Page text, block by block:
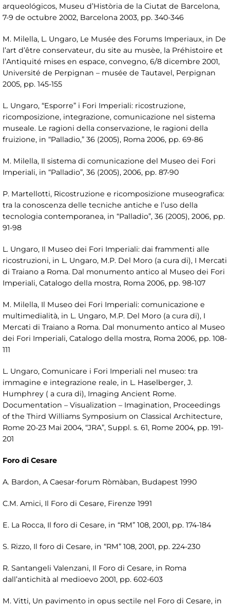
arqueológicos, Museu d’Història de la Ciutat de Barcelona,
7-9 de octubre 2002, Barcelona 2003, pp. 340-346
M. Milella, L. Ungaro, Le Musée des Forums Imperiaux, in De
l’art d’être conservateur, du site au musèe, la Préhistoire et
l’Antiquité mises en espace, convegno, 6/8 dicembre 2001,
Université de Perpignan – musée de Tautavel, Perpignan
2005, pp. 145-155
L. Ungaro, “Esporre” i Fori Imperiali: ricostruzione,
ricomposizione, integrazione, comunicazione nel sistema
museale. Le ragioni della conservazione, le ragioni della
fruizione, in “Palladio,” 36 (2005), Roma 2006, pp. 69-86
M. Milella, Il sistema di comunicazione del Museo dei Fori
Imperiali, in “Palladio”, 36 (2005), 2006, pp. 87-90
P. Martellotti, Ricostruzione e ricomposizione museografica:
tra la conoscenza delle tecniche antiche e l’uso della
tecnologia contemporanea, in “Palladio”, 36 (2005), 2006, pp.
91-98
L. Ungaro, Il Museo dei Fori Imperiali: dai frammenti alle
ricostruzioni, in L. Ungaro, M.P. Del Moro (a cura di), I Mercati
di Traiano a Roma. Dal monumento antico al Museo dei Fori
Imperiali, Catalogo della mostra, Roma 2006, pp. 98-107
M. Milella, Il Museo dei Fori Imperiali: comunicazione e
multimedialità, in L. Ungaro, M.P. Del Moro (a cura di), I
Mercati di Traiano a Roma. Dal monumento antico al Museo
dei Fori Imperiali, Catalogo della mostra, Roma 2006, pp. 108-
111
L. Ungaro, Comunicare i Fori Imperiali nel museo: tra
immagine e integrazione reale, in L. Haselberger, J.
Humphrey ( a cura di), Imaging Ancient Rome.
Documentation – Visualization – Imagination, Proceedings
of the Third Williams Symposium on Classical Architecture,
Rome 20-23 Mai 2004, “JRA”, Suppl. s. 61, Rome 2004, pp. 191-
201
Foro di Cesare
A. Bardon, A Caesar-forum Ròmàban, Budapest 1990
C.M. Amici, Il Foro di Cesare, Firenze 1991
E. La Rocca, Il foro di Cesare, in “RM” 108, 2001, pp. 174-184
S. Rizzo, Il foro di Cesare, in “RM” 108, 2001, pp. 224-230
R. Santangeli Valenzani, Il Foro di Cesare, in Roma
dall’antichità al medioevo 2001, pp. 602-603
M. Vitti, Un pavimento in opus sectile nel Foro di Cesare, in